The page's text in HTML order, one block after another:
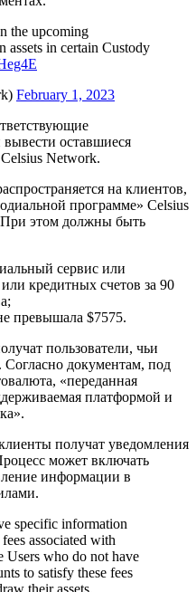
the upcoming
assets in certain Custody
February 1, 2023
вывести оставшиеся
Network.
на клиентов,
программе» Celsius
При этом должны быть
сервис или
кредитных счетов за 90
превышала $7575.
пользователи, чьи
документам, под
«переданная
платформой и
получат уведомления
может включать
информации в
specific information
associated with
who do not have
to satisfy these fees
their assets.